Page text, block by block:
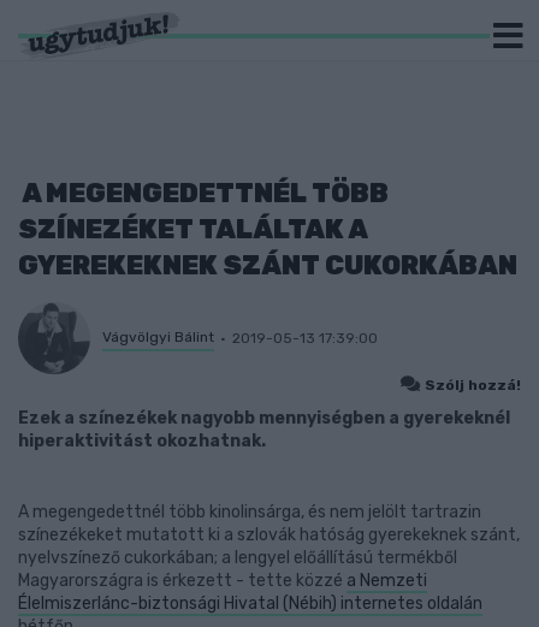
A MEGENGEDETTNÉL TÖBB
SZÍNEZÉKET TALÁLTAK A
GYEREKEKNEK SZÁNT CUKORKÁBAN
Vágvölgyi Bálint 2019-05-13 17:39:00
Szólj hozzá!
Ezek a színezékek nagyobb mennyiségben a gyerekeknél
hiperaktivitást okozhatnak.
A megengedettnél több kinolinsárga, és nem jelölt tartrazin
színezékeket mutatott ki a szlovák hatóság gyerekeknek szánt,
nyelvszínező cukorkában; a lengyel előállítású termékből
Magyarországra is érkezett - tette közzé a Nemzeti
Élelmiszerlánc-biztonsági Hivatal (Nébih) internetes oldalán